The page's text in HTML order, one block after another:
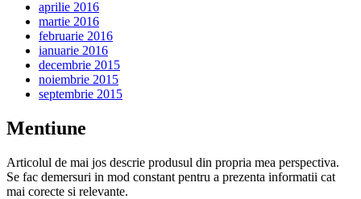
aprilie 2016
martie 2016
februarie 2016
ianuarie 2016
decembrie 2015
noiembrie 2015
septembrie 2015
Mentiune
Articolul de mai jos descrie produsul din propria mea perspectiva.
Se fac demersuri in mod constant pentru a prezenta informatii cat
mai corecte si relevante.